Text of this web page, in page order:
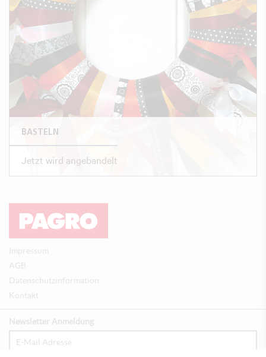
BASTELN
Jetzt wird angebandelt
Impressum
AGB
Datenschutzinformation
Kontakt
Newsletter Anmeldung